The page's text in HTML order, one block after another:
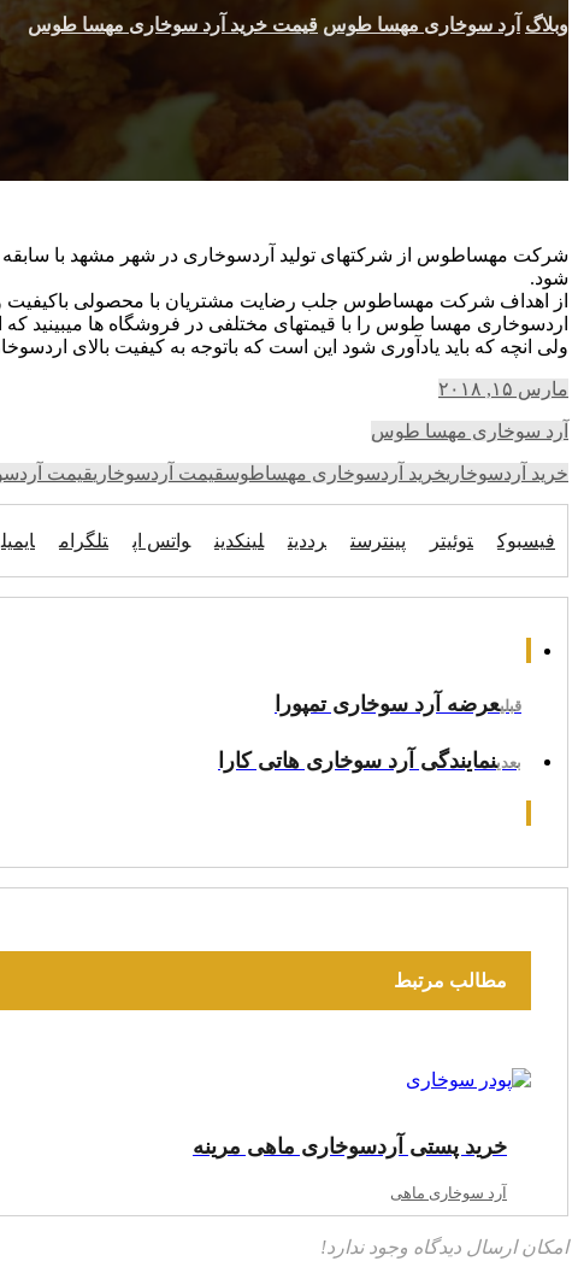
وبلاگ آرد سوخاری مهسا طوس قیمت خرید آرد سوخاری مهسا طوس
شرکت مهساطوس از شرکتهای تولید آردسوخاری در شهر مشهد با سابقه
شود.
از اهداف شرکت مهساطوس جلب رضایت مشتریان با محصولی باکیفیت و
اردسوخاری مهسا طوس را با قیمتهای مختلفی در فروشگاه ها میبینید
ولی انچه که باید یادآوری شود این است که باتوجه به کیفیت بالای
مارس ۱۵, ۲۰۱۸
آرد سوخاری مهسا طوس
خرید آردسوخاریخرید آردسوخاری مهساطوسقیمت آردسوخاریقیمت
فیسبوک توئیتر پینترست رددیت لینکدین واتس اپ تلگرام ایمیل
قبلیعرضه آرد سوخاری تمپورا
بعدینمایندگی آرد سوخاری هاتی کارا
مطالب مرتبط
خرید پستی آردسوخاری ماهی مرینه
آرد سوخاری ماهی
امکان ارسال دیدگاه وجود ندارد!